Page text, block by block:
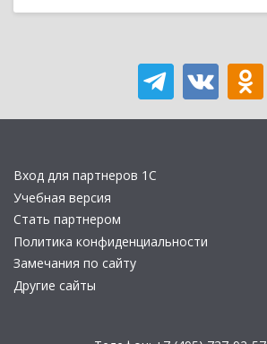
Вход для партнеров 1С
Учебная версия
Стать партнером
Политика конфиденциальности
Замечания по сайту
Другие сайты